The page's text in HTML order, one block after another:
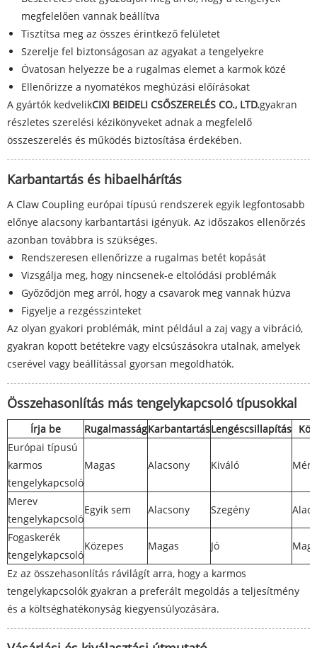
megfelelően vannak beállítva
Tisztítsa meg az összes érintkező felületet
Szerelje fel biztonságosan az agyakat a tengelyekre
Óvatosan helyezze be a rugalmas elemet a karmok közé
Ellenőrizze a nyomatékos meghúzási előírásokat
A gyártók kedvelikCIXI BEIDELI CSŐSZERELÉS CO., LTD.gyakran
részletes szerelési kézikönyveket adnak a megfelelő
összeszerelés és működés biztosítása érdekében.
Karbantartás és hibaelhárítás
A Claw Coupling európai típusú rendszerek egyik legfontosabb
előnye alacsony karbantartási igényük. Az időszakos ellenőrzés
azonban továbbra is szükséges.
Rendszeresen ellenőrizze a rugalmas betét kopását
Vizsgálja meg, hogy nincsenek-e eltolódási problémák
Győződjön meg arról, hogy a csavarok meg vannak húzva
Figyelje a rezgésszinteket
Az olyan gyakori problémák, mint például a zaj vagy a vibráció,
gyakran kopott betétekre vagy elcsúszásokra utalnak, amelyek
cserével vagy beállítással gyorsan megoldhatók.
Összehasonlítás más tengelykapcsoló típusokkal
Írja be RugalmasságKarbantartásLengéscsillapítás
Európai típusú
karmos
tengelykapcsoló
Magas Alacsony Kiváló
Merev
tengelykapcsoló
Egyik sem Alacsony Szegény
Fogaskerék
tengelykapcsoló
Közepes Magas Jó
Ez az összehasonlítás rávilágít arra, hogy a karmos
tengelykapcsolók gyakran a preferált megoldás a teljesítmény
és a költséghatékonyság kiegyensúlyozására.